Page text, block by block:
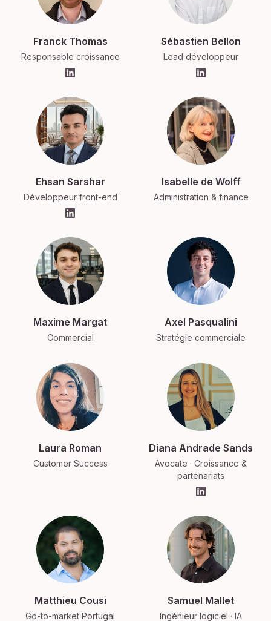
Franck Thomas
Responsable croissance
Sébastien Bellon
Lead développeur
Ehsan Sarshar
Développeur front-end
Isabelle de Wolff
Administration & finance
Maxime Margat
Commercial
Axel Pasqualini
Stratégie commerciale
Laura Roman
Customer Success
Diana Andrade Sands
Avocate · Croissance &
partenariats
Matthieu Cousi
Go-to-market Portugal
Samuel Mallet
Ingénieur logiciel · IA